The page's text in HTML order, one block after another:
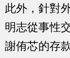
此外，針對
明志從事性
謝侑芯的存